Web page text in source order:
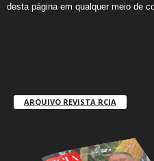
desta página em qualquer meio de
ARQUIVO REVISTA RCIA